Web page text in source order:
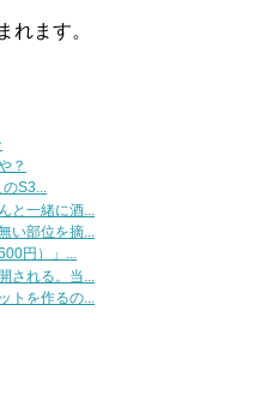
れます。
？
S3...
と一緒に酒...
い部位を摘...
円）」...
される。当...
トを作るの...